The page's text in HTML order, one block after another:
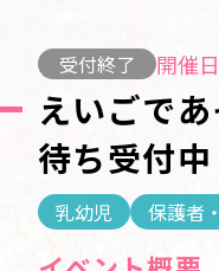
受付終了 開催
えいごで
待ち受付中
乳幼児 保護者